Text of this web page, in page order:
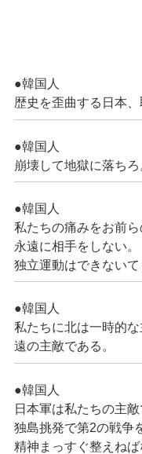
●韓国人
歴史を歪曲する日本、
●韓国人
崩壊して地獄に落ちろ
●韓国人
私たちの痛みをお前
永遠に相手をしない。
独立運動はできないて
●韓国人
私たちに北は一時的
遠の主敵である。
●韓国人
日本軍は私たちの主敵
独島挑発で第2の戦争
精神まっすぐ整えねば